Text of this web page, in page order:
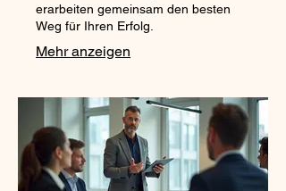
erarbeiten gemeinsam den besten
Weg für Ihren Erfolg.
Mehr anzeigen